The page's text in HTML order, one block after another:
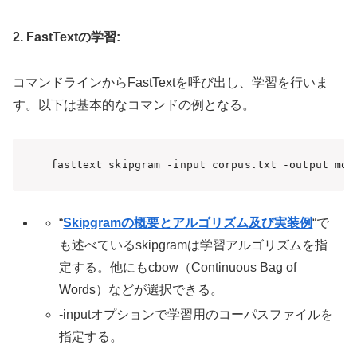
2. FastTextの学習:
コマンドラインからFastTextを呼び出し、学習を行いま
す。以下は基本的なコマンドの例となる。
fasttext skipgram -input corpus.txt -output
“Skipgramの概要とアルゴリズム及び実装例“で
も述べているskipgramは学習アルゴリズムを指
定する。他にもcbow（Continuous Bag of
Words）などが選択できる。
-inputオプションで学習用のコーパスファイルを
指定する。